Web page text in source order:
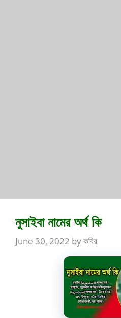
নুসাইবা নামের অর্থ কি
June 30, 2022 byকবির